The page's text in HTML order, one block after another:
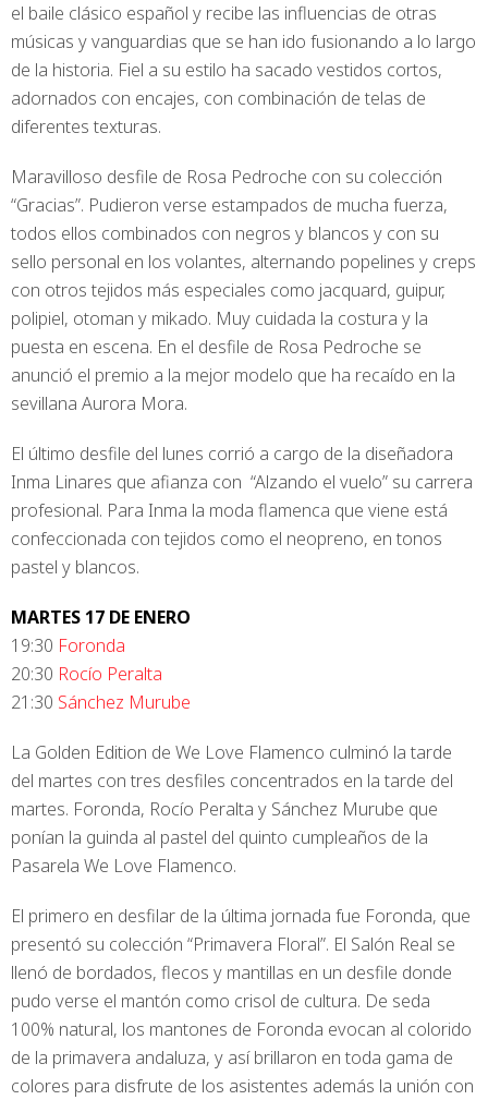
el baile clásico español y recibe las influencias de otras
músicas y vanguardias que se han ido fusionando a lo largo
de la historia. Fiel a su estilo ha sacado vestidos cortos,
adornados con encajes, con combinación de telas de
diferentes texturas.
Maravilloso desfile de Rosa Pedroche con su colección
“Gracias”. Pudieron verse estampados de mucha fuerza,
todos ellos combinados con negros y blancos y con su
sello personal en los volantes, alternando popelines y creps
con otros tejidos más especiales como jacquard, guipur,
polipiel, otoman y mikado. Muy cuidada la costura y la
puesta en escena. En el desfile de Rosa Pedroche se
anunció el premio a la mejor modelo que ha recaído en la
sevillana Aurora Mora.
El último desfile del lunes corrió a cargo de la diseñadora
Inma Linares que afianza con “Alzando el vuelo” su carrera
profesional. Para Inma la moda flamenca que viene está
confeccionada con tejidos como el neopreno, en tonos
pastel y blancos.
MARTES 17 DE ENERO
19:30 Foronda
20:30 Rocío Peralta
21:30 Sánchez Murube
La Golden Edition de We Love Flamenco culminó la tarde
del martes con tres desfiles concentrados en la tarde del
martes. Foronda, Rocío Peralta y Sánchez Murube que
ponían la guinda al pastel del quinto cumpleaños de la
Pasarela We Love Flamenco.
El primero en desfilar de la última jornada fue Foronda, que
presentó su colección “Primavera Floral”. El Salón Real se
llenó de bordados, flecos y mantillas en un desfile donde
pudo verse el mantón como crisol de cultura. De seda
100% natural, los mantones de Foronda evocan al colorido
de la primavera andaluza, y así brillaron en toda gama de
colores para disfrute de los asistentes además la unión con